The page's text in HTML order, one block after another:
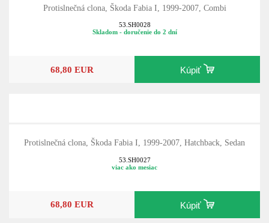
Protislnečná clona, Škoda Fabia I, 1999-2007, Combi
53.SH0028
Skladom - doručenie do 2 dní
68,80 EUR Kúpiť
Protislnečná clona, Škoda Fabia I, 1999-2007, Hatchback, Sedan
53.SH0027
viac ako mesiac
68,80 EUR Kúpiť